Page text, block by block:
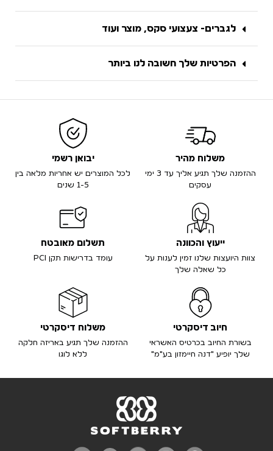
לגברים- צעצועי סקס, מוצר ועוד
הפרטיות שלך חשובה לנו ביותר
משלוח מהיר
ההזמנה שלך תגיע אליך עד 3 ימי
עסקים
יבואן רשמי
לכל המוצרים יש אחריות מלאה בין
1-5 שנים
ייעוץ והכוונה
צוות היועצות שלנו זמין לענות על
כל שאלה שלך
תשלום מאובטח
עומד בדרישות תקן PCI
חיוב דיסקרטי
בשורת החיוב בכרטיס האשראי
שלך יופיע "דנה חיימזון בע"מ"
משלוח דיסקרטי
ההזמנה שלך תגיע באריזה חלקה
ללא לוגו